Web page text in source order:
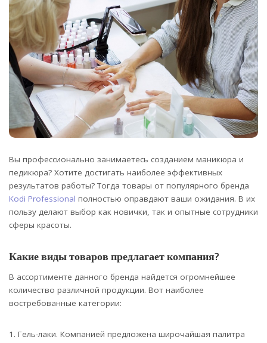
Вы профессионально занимаетесь созданием маникюра и
педикюра? Хотите достигать наиболее эффективных
результатов работы?Тогда товары от популярного бренда
Kodi Professional полностью оправдают ваши ожидания. В их
пользу делают выбор как новички, так и опытные сотрудники
сферы красоты.
Какие виды товаров предлагает компания?
В ассортименте данного бренда найдется огромнейшее
количество различной продукции. Вот наиболее
востребованные категории:
Гель-лаки. Компанией предложена широчайшая палитра